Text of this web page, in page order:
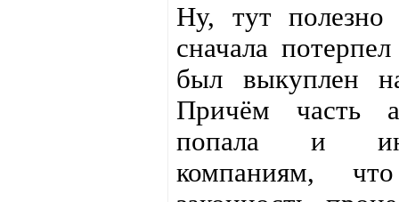
Ну, тут
сначала
был выкуплен
Причём часть
попала и
компаниям,